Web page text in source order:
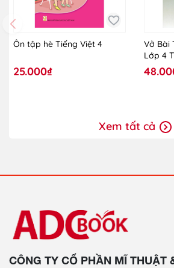
Ôn tập hè Tiếng Việt 4
25.000₫
Vở Bài
Lớp 4
Thức
Xem tất cả
CÔNG TY CỔ PHẦN MĨ THUẬT